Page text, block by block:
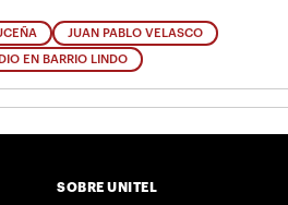
JUAN PABLO VELASCO
EN BARRIO LINDO
SOBRE UNITEL